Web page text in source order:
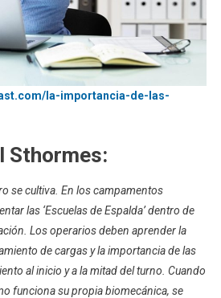
la-importancia-de-las-
Sthormes:
se cultiva. En los campamentos
las ‘Escuelas de Espalda’ dentro de
Los operarios deben aprender la
de cargas y la importancia de las
al inicio y a la mitad del turno. Cuando
funciona su propia biomecánica, se